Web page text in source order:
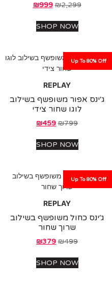
₪2,299
₪999
SHOP NOW
Up To
REPLAY
אפור משופשף בשילוב
לוגו שחור צידי
₪
₪459
SHOP NOW
Up To
REPLAY
כחול משופשף בשילוב
שרוך שחור
₪
₪379
SHOP NOW